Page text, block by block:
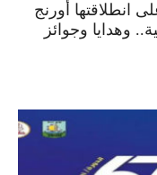
10 سنوات على انطلاقتها أورنج
وهدايا وجوائز